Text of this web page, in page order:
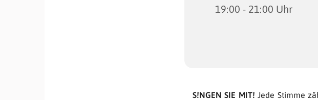
19:00 - 21:00 Uhr
S!NGEN SIE MIT! Jede Stimme